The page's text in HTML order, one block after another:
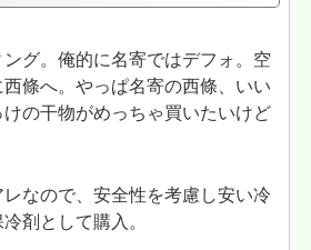
グ。俺的に名寄ではデフォ。空
西條へ。やっぱ名寄の西條、いい
の干物がめっちゃ買いたいけど
なので、安全性を考慮し安い冷
剤として購入。